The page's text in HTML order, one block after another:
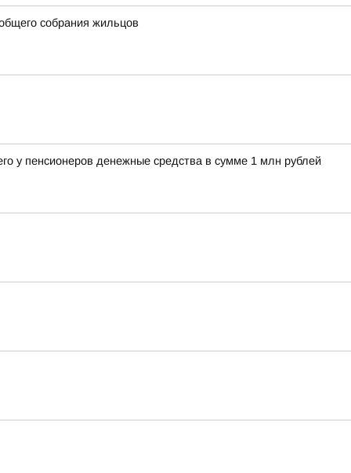
собрания жильцов
у пенсионеров денежные средства в сумме 1 млн рублей